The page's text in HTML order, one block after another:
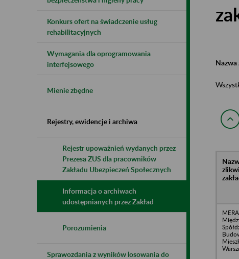
Konkurs ofert na świadczenie usług
rehabilitacyjnych
Wymagania dla oprogramowania
interfejsowego
Mienie zbędne
Rejestry, ewidencje i archiwa
Rejestr upoważnień wydanych przez
Prezesa ZUS dla pracowników
Zakładu Ubezpieczeń Społecznych
Informacja o archiwach
udostępnianych przez Zakład
Porozumienia
Sprawozdania z wyników losowania do
Nazwa
MERA